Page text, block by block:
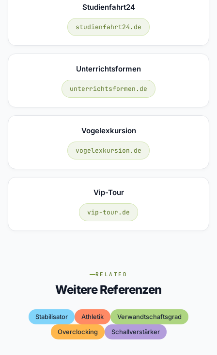
Studienfahrt24
studienfahrt24.de
Unterrichtsformen
unterrichtsformen.de
Vogelexkursion
vogelexkursion.de
Vip-Tour
vip-tour.de
RELATED
Weitere Referenzen
Stabilisator Athletik
Verwandtschaftsgrad
Overclocking
Schallverstärker